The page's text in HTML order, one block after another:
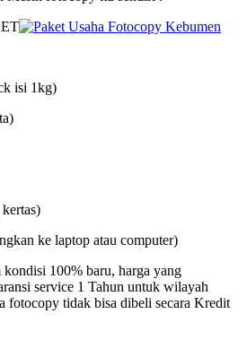
isi 1kg)
ke laptop atau computer)
kondisi 100% baru, harga yang
service 1 Tahun untuk wilayah
fotocopy tidak bisa dibeli secara Kredit